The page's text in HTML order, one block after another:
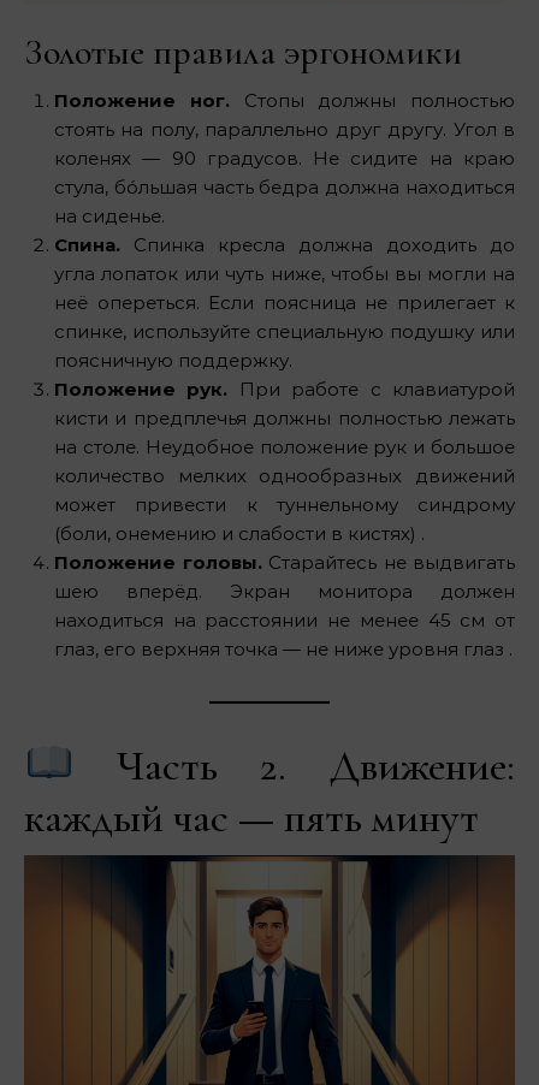
Золотые правила эргономики
Положение ног.Стопы должны полностью
стоять на полу, параллельно друг другу. Угол в
коленях — 90 градусов. Не сидите на краю
стула, бóльшая часть бедра должна находиться
на сиденье.
Спина. Спинка кресла должна доходить до
угла лопаток или чуть ниже, чтобы вы могли на
неё опереться. Если поясница не прилегает к
спинке, используйте специальную подушку или
поясничную поддержку.
Положение рук. При работе с клавиатурой
кисти и предплечья должны полностью лежать
на столе. Неудобное положение рук и большое
количество мелких однообразных движений
может привести к туннельному синдрому
(боли, онемению и слабости в кистях) .
Положение головы.Старайтесь не выдвигать
шею вперёд. Экран монитора должен
находиться на расстоянии не менее 45 см от
глаз, его верхняя точка — не ниже уровня глаз .
Часть 2. Движение:
каждый час — пять минут